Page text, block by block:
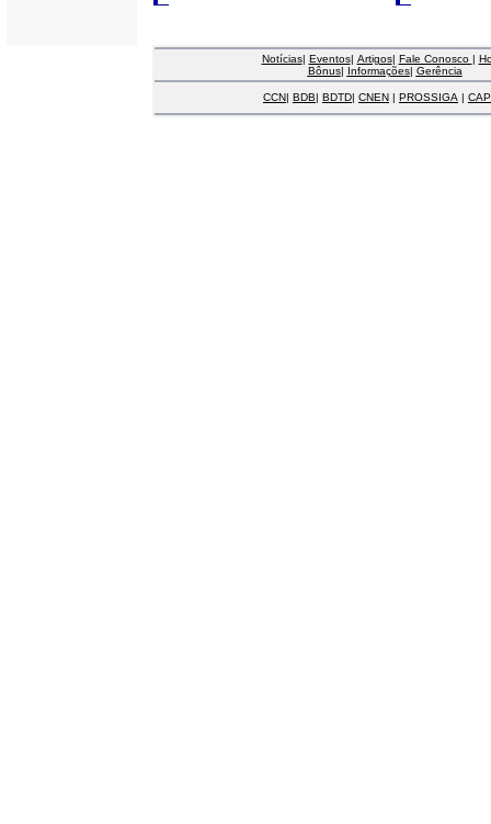
Notícias| Eventos| Artigos| Fale Conosco |
Bônus| Informações| Gerência
CCN| BDB| BDTD| CNEN | PROSSIGA |